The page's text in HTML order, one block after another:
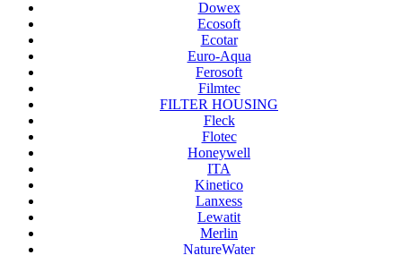
Dowex
Ecosoft
Ecotar
Euro-Aqua
Ferosoft
Filmtec
FILTER HOUSING
Fleck
Flotec
Honeywell
ITA
Kinetico
Lanxess
Lewatit
Merlin
NatureWater